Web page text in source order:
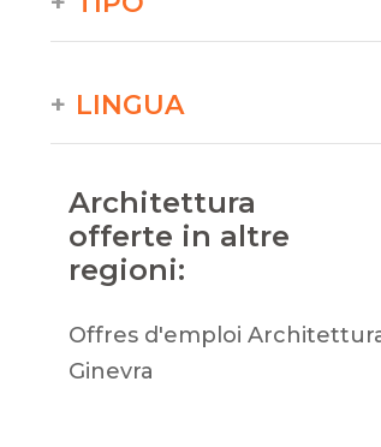
LINGUA
Architettura
offerte in altre
regioni:
Offres d'emploi
Ginevra